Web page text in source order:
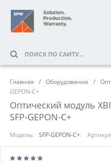
Главная Оборудование
GEPON-C+
Оптический модуль
SFP-GEPON-C+
Модель: SFP-GEPON-C+